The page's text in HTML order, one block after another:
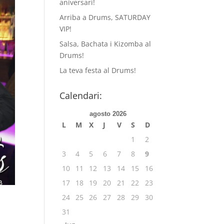
aniversari!
Arriba a Drums, SATURDAY
VIP!
Salsa, Bachata i Kizomba al
Drums!
La teva festa al Drums!
Calendari:
agosto 2026
L M X J V S
D
1
2
3
4 5 6 7 8
9
10
11 12 13 14 15
16
17
18 19 20 21 22
23
24 25 26 27 28 29
30
31